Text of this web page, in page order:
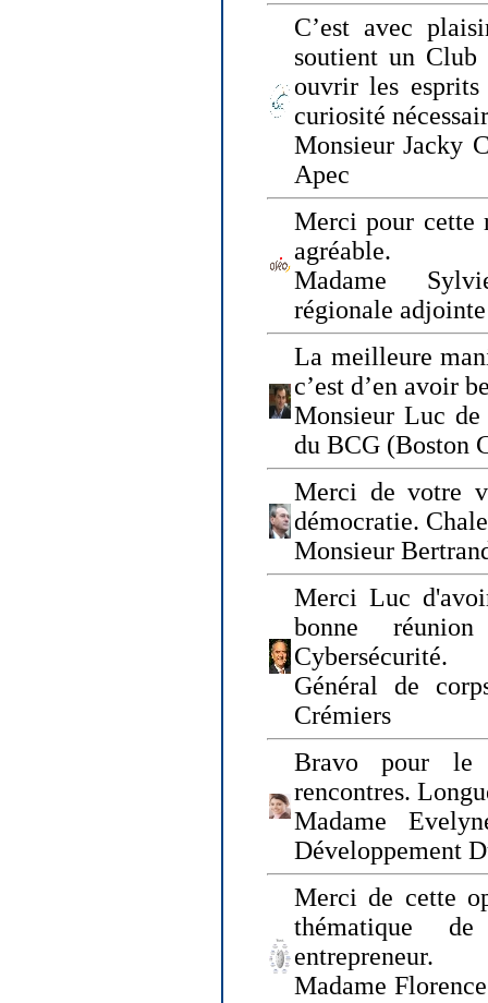
C’est avec
soutient un Club
ouvrir les
curiosité
Monsieur Jacky
Apec
Merci pour cette
agréable.
Madame
régionale
La meilleure
c’est d’en avoir
Monsieur Luc de
du BCG (Boston
Merci de votre
démocratie.
Monsieur
Merci Luc
bonne
Cybersécurité.
Général de
Crémiers
Bravo pour le
rencontres.
Madame
Développement
Merci de cette
thématique
entrepreneur.
Madame